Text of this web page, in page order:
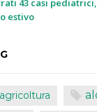
43 casi
estivo
agricoltura